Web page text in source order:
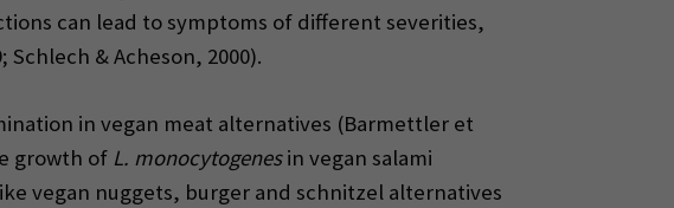
can lead to symptoms of different severities,
& Acheson, 2000).
in vegan meat alternatives (Barmettler et
growth of L. monocytogenesin vegan salami
vegan nuggets, burger and schnitzel alternatives